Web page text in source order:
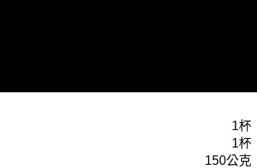
1杯
1杯
150公克